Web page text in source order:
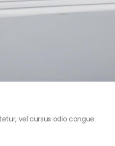
vel cursus odio congue.